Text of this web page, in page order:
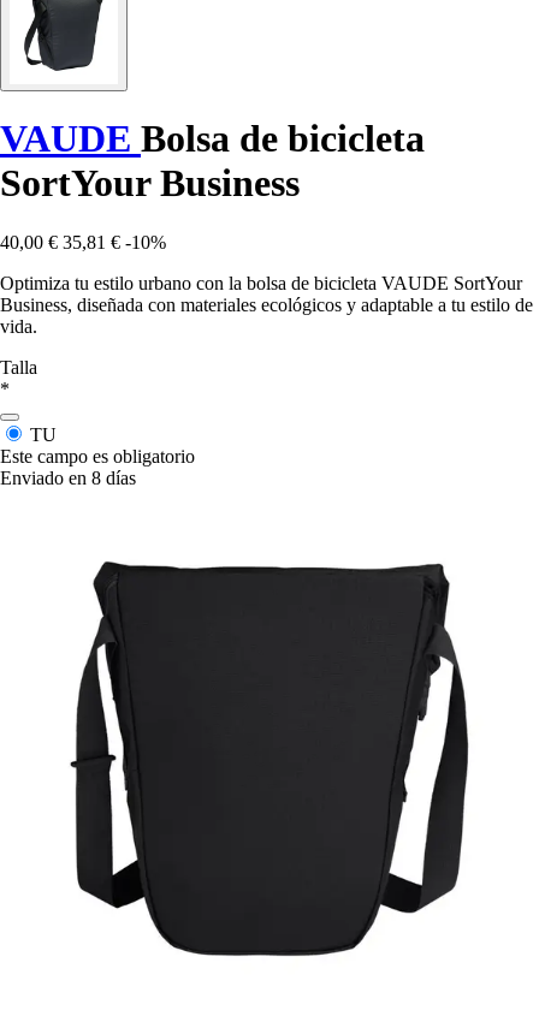
VAUDE Bolsa de bicicleta
SortYour Business
40,00 € 35,81 € -10%
Optimiza tu estilo urbano con la bolsa de bicicleta VAUDE SortYour
Business, diseñada con materiales ecológicos y adaptable a tu estilo de
vida.
Talla
*
TU
Este campo es obligatorio
Enviado en 8 días